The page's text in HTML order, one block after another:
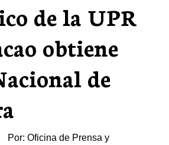
de la UPR
obtiene
de
Oficina de Prensa y